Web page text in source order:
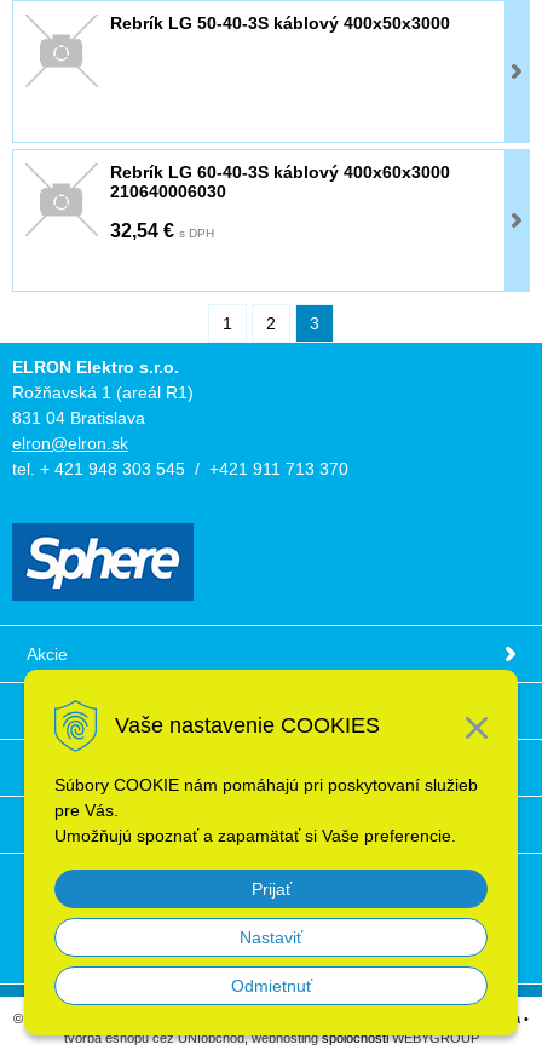
Vaše nastavenie COOKIES
Súbory COOKIE nám pomáhajú pri poskytovaní služieb
pre Vás.
Umožňujú spoznať a zapamätať si Vaše preferencie.
Prijať
Nastaviť
Odmietnuť
Rebrík LG 50-40-3S káblový 400x50x3000
Rebrík LG 60-40-3S káblový 400x60x3000
210640006030
32,54 € s DPH
1 2 3
ELRON Elektro s.r.o.
Rožňavská 1 (areál R1)
831 04 Bratislava
elron@elron.sk
tel. + 421 948 303 545 / +421 911 713 370
Akcie
Obchodné podmienky
Ochrana osobných údajov
© 2026 Elektroinštalačný materiál, káble, vodiče, supermarket ELRON s.r.o. Bratislava •
tvorba eshopu cez UNIobchod,webhostingspoločnostiWEBYGROUP